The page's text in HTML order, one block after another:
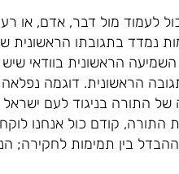
מול דבר, אדם, או
נמדד בתגובתו
הראשונית בוודאי
הראשונית. דוגמה
של התורה בניגוד לעם
קודם כול אנחנו
בין תמימות לחקירה;